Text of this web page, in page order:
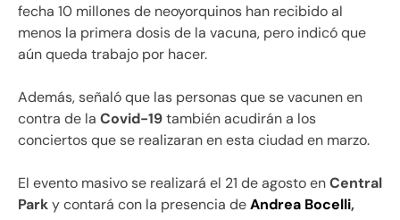
fecha 10 millones de neoyorquinos han recibido al
menos la primera dosis de la vacuna, pero indicó que
aún queda trabajo por hacer.
Además, señaló que las personas que se vacunen en
contra de la Covid-19también acudirán a los
conciertos que se realizaran en esta ciudad en marzo.
El evento masivo se realizará el 21 de agosto enCentral
Parky contará con la presencia deAndrea Bocelli,